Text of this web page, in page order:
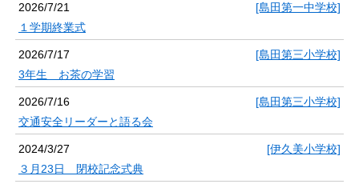
2026/7/21
[島田第一中学校]
１学期終業式
2026/7/17
[島田第三小学校]
3年生 お茶の学習
2026/7/16
[島田第三小学校]
交通安全リーダーと語る会
2024/3/27
[伊久美小学校]
３月23日 閉校記念式典